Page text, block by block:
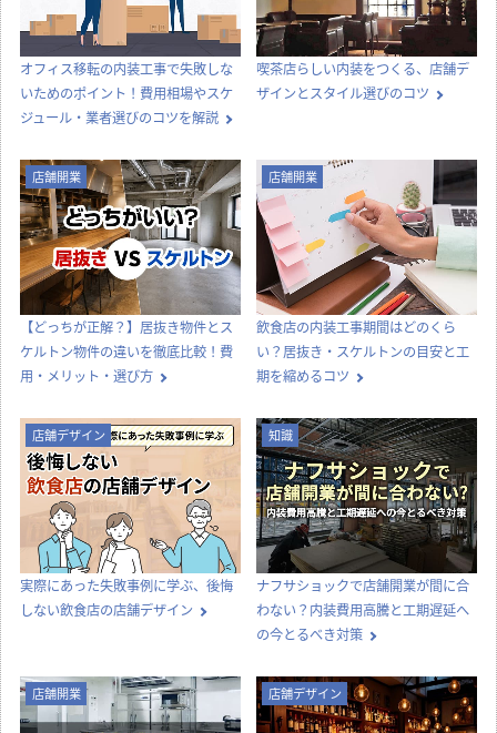
オフィス移転の内装工事で失敗しな
いためのポイント！費用相場やスケ
ジュール・業者選びのコツを解説
喫茶店らしい内装をつくる、店舗デ
ザインとスタイル選びのコツ
店舗開業
【どっちが正解？】居抜き物件とス
ケルトン物件の違いを徹底比較！費
用・メリット・選び方
店舗開業
飲食店の内装工事期間はどのくら
い？居抜き・スケルトンの目安と工
期を縮めるコツ
店舗デザイン
実際にあった失敗事例に学ぶ、後悔
しない飲食店の店舗デザイン
知識
ナフサショックで店舗開業が間に合
わない？内装費用高騰と工期遅延へ
の今とるべき対策
店舗開業 店舗デザイン